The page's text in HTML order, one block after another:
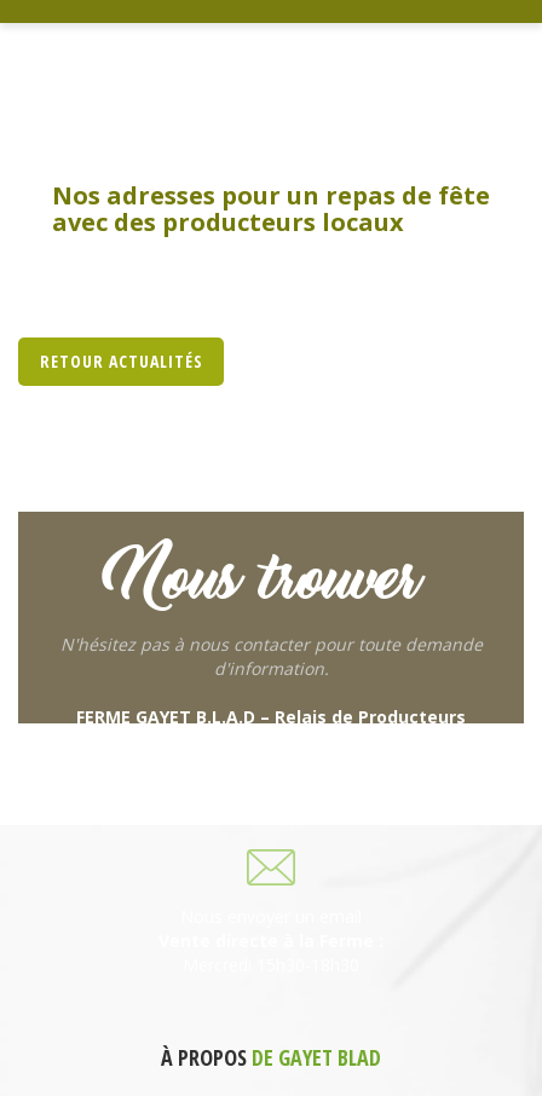
Nos adresses pour un repas de fête
avec des producteurs locaux
RETOUR ACTUALITÉS
Nous trouver
N'hésitez pas à nous contacter pour toute demande
d'information.
FERME GAYET B.L.A.D – Relais de Producteurs
À PROPOS DE GAYET BLAD